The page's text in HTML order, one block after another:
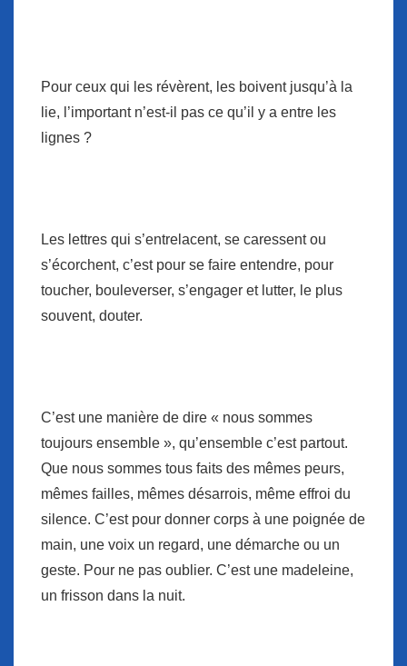
Pour ceux qui les révèrent, les boivent jusqu’à la
lie, l’important n’est-il pas ce qu’il y a entre les
lignes ?
Les lettres qui s’entrelacent, se caressent ou
s’écorchent, c’est pour se faire entendre, pour
toucher, bouleverser, s’engager et lutter, le plus
souvent, douter.
C’est une manière de dire « nous sommes
toujours ensemble », qu’ensemble c’est partout.
Que nous sommes tous faits des mêmes peurs,
mêmes failles, mêmes désarrois, même effroi du
silence. C’est pour donner corps à une poignée de
main, une voix un regard, une démarche ou un
geste. Pour ne pas oublier. C’est une madeleine,
un frisson dans la nuit.